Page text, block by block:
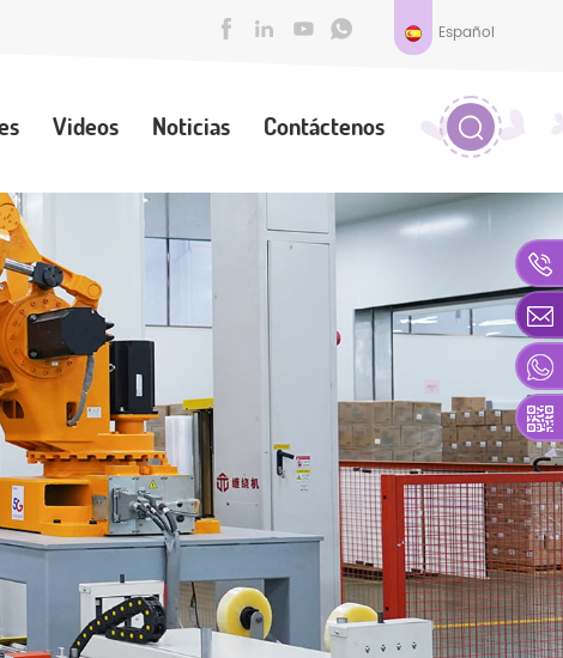
Español
Videos Noticias Contáctenos